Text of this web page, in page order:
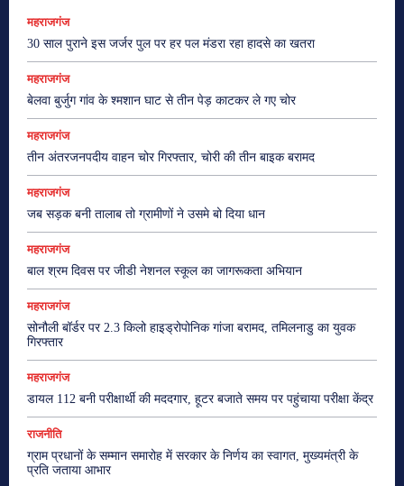
महराजगंज
30 साल पुराने इस जर्जर पुल पर हर पल मंडरा रहा हादसे का खतरा
महराजगंज
बेलवा बुर्जुग गांव के श्मशान घाट से तीन पेड़ काटकर ले गए चोर
महराजगंज
तीन अंतरजनपदीय वाहन चोर गिरफ्तार, चोरी की तीन बाइक बरामद
महराजगंज
जब सड़क बनी तालाब तो ग्रामीणों ने उसमे बो दिया धान
महराजगंज
बाल श्रम दिवस पर जीडी नेशनल स्कूल का जागरूकता अभियान
महराजगंज
सोनौली बॉर्डर पर 2.3 किलो हाइड्रोपोनिक गांजा बरामद, तमिलनाडु का युवक
गिरफ्तार
महराजगंज
डायल 112 बनी परीक्षार्थी की मददगार, हूटर बजाते समय पर पहुंचाया परीक्षा केंद्र
राजनीति
ग्राम प्रधानों के सम्मान समारोह में सरकार के निर्णय का स्वागत, मुख्यमंत्री के
प्रति जताया आभार